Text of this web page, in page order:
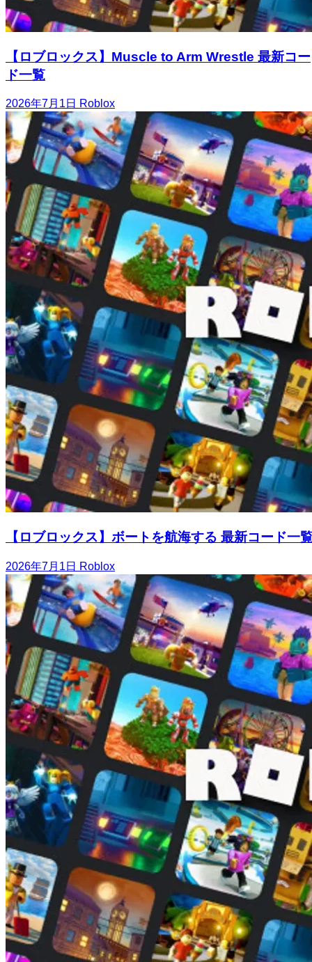
【ロブロックス】Muscle to Arm Wrestle 最新コー
ド一覧
2026年7月1日 Roblox
【ロブロックス】ボートを航海する 最新コード一
2026年7月1日 Roblox